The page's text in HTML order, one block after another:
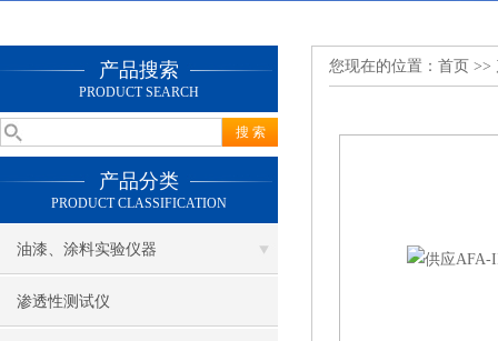
产品搜索
PRODUCT SEARCH
产品分类
PRODUCT CLASSIFICATION
油漆、涂料实验仪器
渗透性测试仪
您现在的位置： 首页 >>